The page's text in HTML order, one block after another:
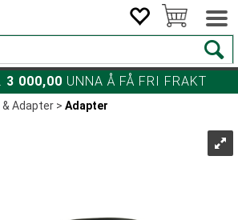
3 000,00 UNNA Å FÅ FRI FRAKT
& Adapter>Adapter